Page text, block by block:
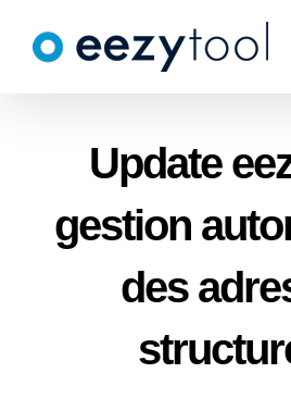
content
Update
gestion
des